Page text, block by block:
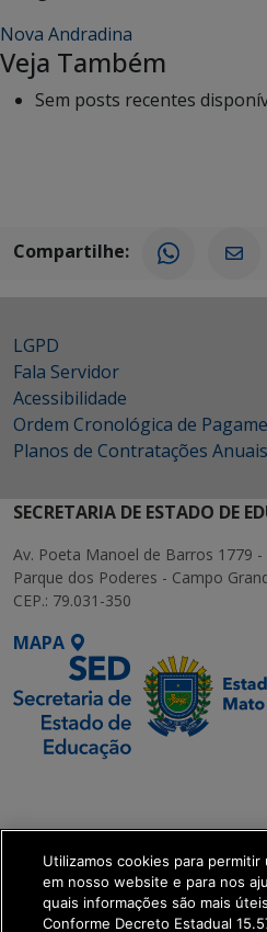
Nova Andradina
Veja Também
Sem posts recentes
Compartilhe:
LGPD
Fala Servidor
Acessibilidade
Ordem Cronológica de
Planos de Contratações Anuais
SECRETARIA DE ESTADO DE
Av. Poeta Manoel de Barros 1779
Parque dos Poderes - Campo
CEP.: 79.031-350
MAPA
Transformação Digital
get_footer();
Utilizamos cookies para
em nosso website e para nos
quais informações são mais
Conforme Decreto Estadual